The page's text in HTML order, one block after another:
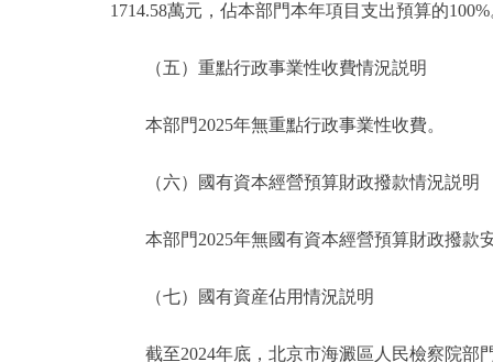
1714.58萬元，佔本部門本年項目支出預算的
（五）重點行政事業性收費情況説明
本部門2025年無重點行政事業性收費。
（六）國有資本經營預算財政撥款情況説明
本部門2025年無國有資本經營預算財政撥款
（七）國有資産佔用情況説明
截至2024年底，北京市海澱區人民檢察院部門